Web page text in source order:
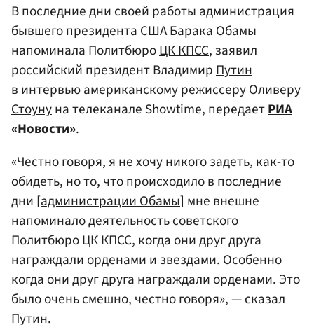
В последние дни своей работы администрация
бывшего президента США Барака Обамы
напоминала ПолитбюроЦК КПСС, заявил
российский президент ВладимирПутин
в интервью американскому режиссеруОливеру
Стоунуна телеканале Showtime, передаетРИА
«Новости».
«Честно говоря, я не хочу никого задеть, как-то
обидеть, но то, что происходило в последние
дни [администрации Обамы] мне внешне
напоминало деятельность советского
Политбюро ЦК КПСС, когда они друг друга
награждали орденами и звездами. Особенно
когда они друг друга награждали орденами. Это
было очень смешно, честно говоря», — сказал
Путин.